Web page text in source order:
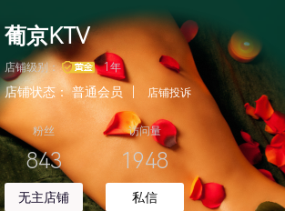
葡京KTV
店铺级别： 1年
店铺状态：普通会员 店铺投诉
粉丝
843
无主店铺
访问量
1948
私信